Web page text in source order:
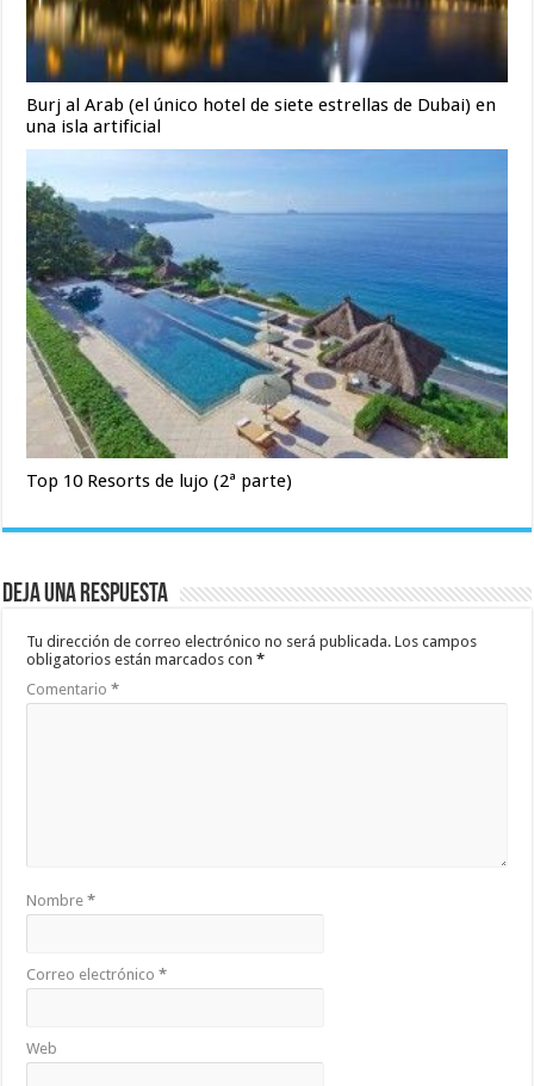
Burj al Arab (el único hotel de siete estrellas de Dubai) en
una isla artificial
Top 10 Resorts de lujo (2ª parte)
Deja una respuesta
Tu dirección de correo electrónico no será publicada. Los campos
obligatorios están marcados con*
Comentario*
Nombre*
Correo electrónico*
Web